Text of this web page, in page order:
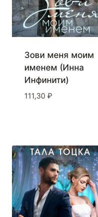
Зови меня моим
именем (Инна
Инфинити)
111,30 ₽